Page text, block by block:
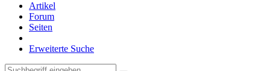
Artikel
Forum
Seiten
Erweiterte Suche